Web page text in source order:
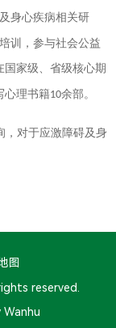
身心疾病相关研
训，参与社会公益
家级、省级核心期
心理书籍10余部。
，对于应激障碍及身
图
reserved.
Wanhu